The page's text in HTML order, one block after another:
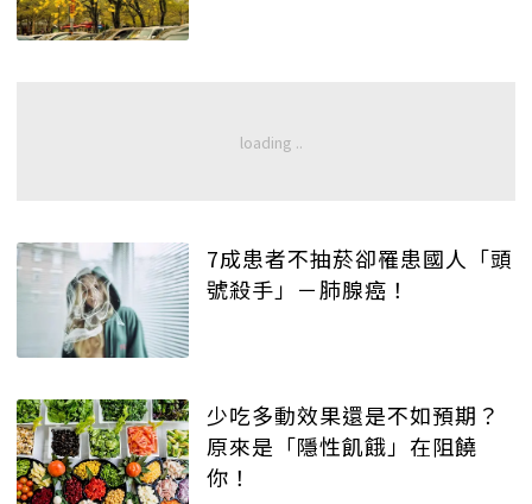
7成患者不抽菸卻罹患國人「頭
號殺手」－肺腺癌！
少吃多動效果還是不如預期？
原來是「隱性飢餓」在阻饒
你！